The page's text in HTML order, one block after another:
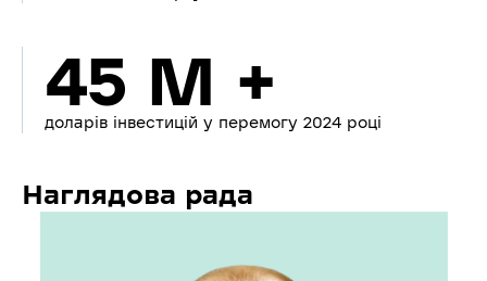
45 M +
доларів інвестицій у перемогу 2024 році
Наглядова рада